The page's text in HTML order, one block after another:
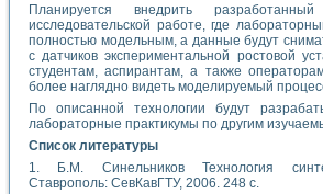
Планируется внедрить
исследовательской работе, где
полностью модельным, а данные будут
с датчиков экспериментальной ростовой
студентам, аспирантам, а также
более наглядно видеть моделируемый
По описанной технологии будут
лабораторные практикумы по другим
Список литературы
1. Б.М. Синельников Технология
Ставрополь: СевКавГТУ, 2006. 248 с.